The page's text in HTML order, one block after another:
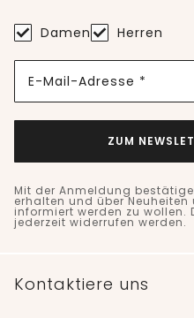
Damen Herren
E-Mail-Adresse *
ZUM
Mit der Anmeldung
erhalten und über Neuheiten
informiert werden zu wollen.
jederzeit widerrufen werden.
Kontaktiere uns